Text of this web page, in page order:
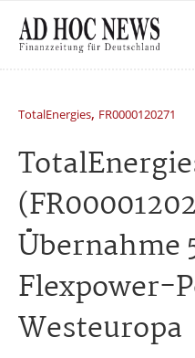
TotalEnergies, FR0000120271
Übernahme
Flexpower-
Westeuropa